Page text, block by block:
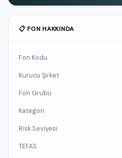
📋 FON HAKKINDA
Fon Kodu
Kurucu Şirket
Fon Grubu
Kategori
Risk Seviyesi
TEFAS